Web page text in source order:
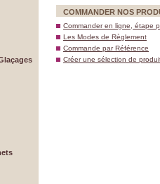
COMMANDER NOS
Commander en ligne, étape
Les Modes de Règlement
Commande par Référence
Créer une sélection de